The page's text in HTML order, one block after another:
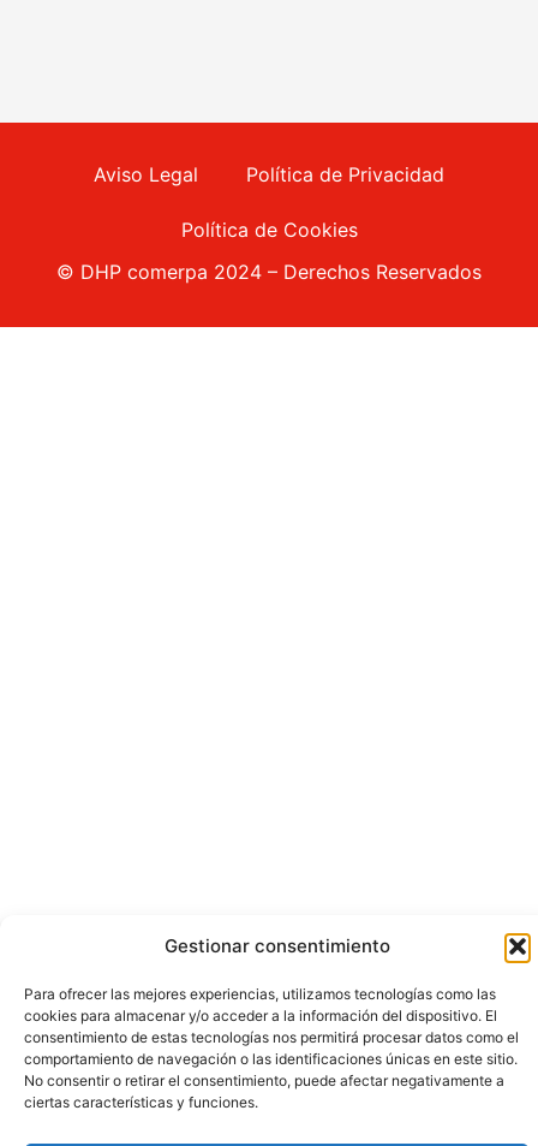
Gestionar consentimiento
Para ofrecer las mejores experiencias, utilizamos tecnologías como las
cookies para almacenar y/o acceder a la información del dispositivo. El
consentimiento de estas tecnologías nos permitirá procesar datos como el
comportamiento de navegación o las identificaciones únicas en este sitio.
No consentir o retirar el consentimiento, puede afectar negativamente a
ciertas características y funciones.
Aviso Legal Política de Privacidad
Política de Cookies
© DHP comerpa 2024 – Derechos Reservados